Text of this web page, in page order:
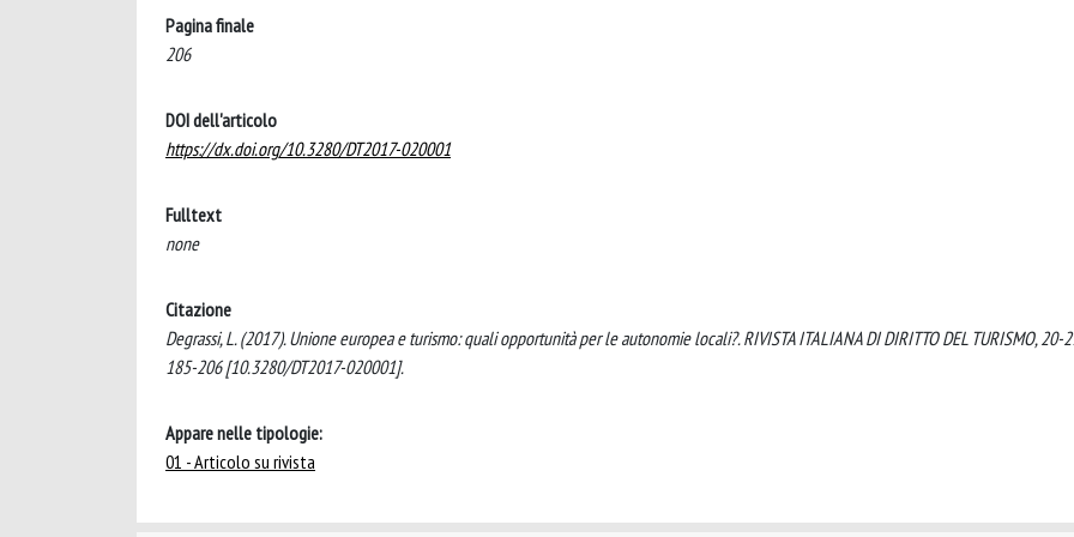
Pagina finale
206
DOI dell'articolo
https://dx.doi.org/10.3280/DT2017-020001
Fulltext
none
Citazione
Degrassi, L. (2017). Unione europea e turismo: quali opportunità per le autonomie locali?. RIVISTA ITALIANA DI DIRITTO DEL TURISMO, 20-
185-206 [10.3280/DT2017-020001].
Appare nelle tipologie:
01 - Articolo su rivista